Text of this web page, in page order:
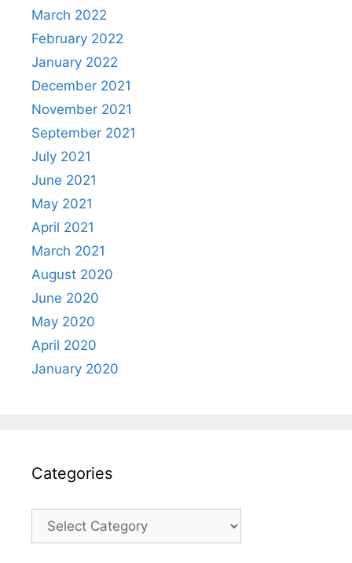
March 2022
February 2022
January 2022
December 2021
November 2021
September 2021
July 2021
June 2021
May 2021
April 2021
March 2021
August 2020
June 2020
May 2020
April 2020
January 2020
Categories
Categories